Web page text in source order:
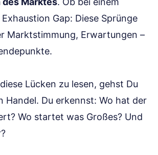
Gap: Diese Sprünge
Marktstimmung, Erwartungen –
Lücken zu lesen, gehst Du
Handel. Du erkennst: Wo hat der
Wo startet was Großes? Und